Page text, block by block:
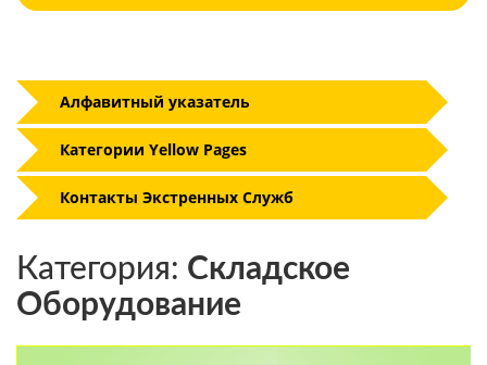
Категория: Складское
Оборудование
Алфавитный указатель
Категории Yellow Pages
Контакты Экстренных Служб